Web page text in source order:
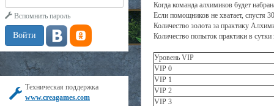
Вспомнить пароль
Техническая поддержка
www.creagames.com
Когда команда алхимиков будет
Если помощников не хватает, спустя
Количество золота за практику
Количество попыток практики в
Уровень VIP
VIP 0
VIP 1
VIP 2
VIP 3